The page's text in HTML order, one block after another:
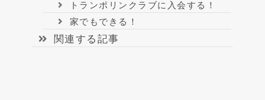
トランポリンクラブに入会する！
家でもできる！
関連する記事